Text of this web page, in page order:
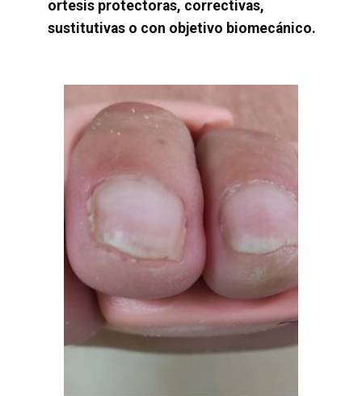
ortesis protectoras, correctivas,
sustitutivas o con objetivo biomecánico.